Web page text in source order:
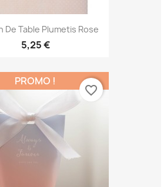
De Table Plumetis Rose
5,25 €
PROMO !
favorite_border